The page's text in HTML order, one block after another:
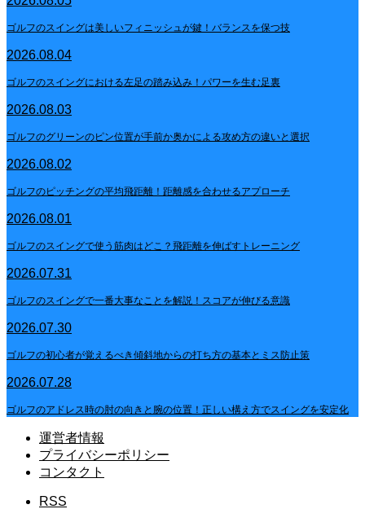
ゴルフのスイングは美しいフィニッシュが鍵！バランスを保つ技
2026.08.04
ゴルフのスイングにおける左足の踏み込み！パワーを生む足裏
2026.08.03
ゴルフのグリーンのピン位置が手前か奥かによる攻め方の違いと選択
2026.08.02
ゴルフのピッチングの平均飛距離！距離感を合わせるアプローチ
2026.08.01
ゴルフのスイングで使う筋肉はどこ？飛距離を伸ばすトレーニング
2026.07.31
ゴルフのスイングで一番大事なことを解説！スコアが伸びる意識
2026.07.30
ゴルフの初心者が覚えるべき傾斜地からの打ち方の基本とミス防止策
2026.07.28
ゴルフのアドレス時の肘の向きと腕の位置！正しい構え方でスイングを安定化
運営者情報
プライバシーポリシー
コンタクト
RSS